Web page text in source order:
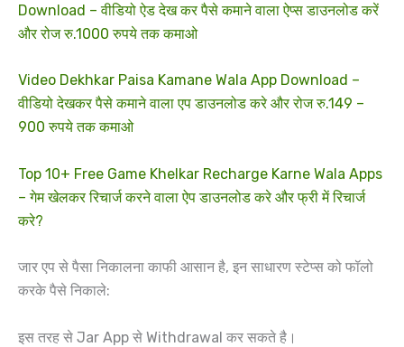
Download – वीडियो ऐड देख कर पैसे कमाने वाला ऐप्स डाउनलोड करें
और रोज रु.1000 रुपये तक कमाओ
Video Dekhkar Paisa Kamane Wala App Download –
वीडियो देखकर पैसे कमाने वाला एप डाउनलोड करे और रोज रु.149 –
900 रुपये तक कमाओ
Top 10+ Free Game Khelkar Recharge Karne Wala Apps
– गेम खेलकर रिचार्ज करने वाला ऐप डाउनलोड करे और फ्री में रिचार्ज
करे?
जार एप से पैसा निकालना काफी आसान है, इन साधारण स्टेप्स को फॉलो
करके पैसे निकाले:
इस तरह से Jar App से Withdrawal कर सकते है।